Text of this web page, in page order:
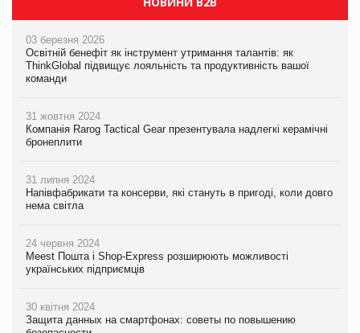
03 березня 2026
Освітній бенефіт як інструмент утримання талантів: як
ThinkGlobal підвищує лояльність та продуктивність вашої
команди
31 жовтня 2024
Компанія Rarog Tactical Gear презентувала надлегкі керамічні
бронеплити
31 липня 2024
Напівфабрикати та консерви, які стануть в пригоді, коли довго
нема світла
24 червня 2024
Meest Пошта і Shop-Express розширюють можливості
українських підприємців
30 квітня 2024
Защита данных на смартфонах: советы по повышению